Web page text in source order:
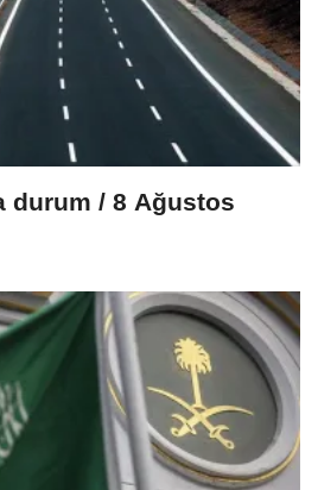
durum / 8 Ağustos